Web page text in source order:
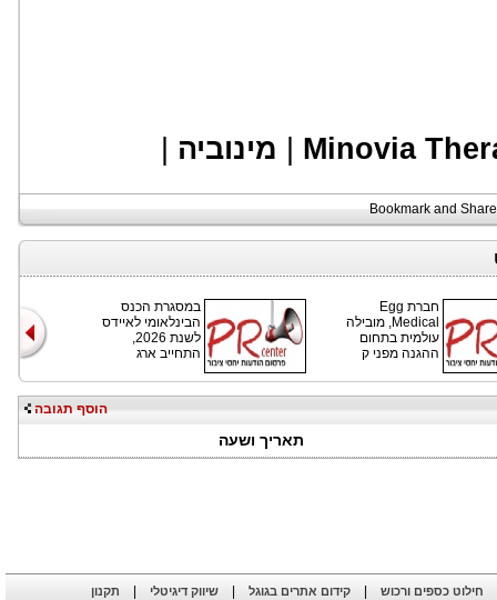
Minovia מינוביה
במסגרת הכנס
הבינלאומי לאיידס
לשנת 2026,
התחייב ארג
חברת Egg
Medical, מובילה
עולמית בתחום
ההגנה מפני ק
הוסף תגובה
תאריך ושעה
חילוט כספים ורכוש קידום אתרים בגוגל שיווק דיגיטלי תקנון